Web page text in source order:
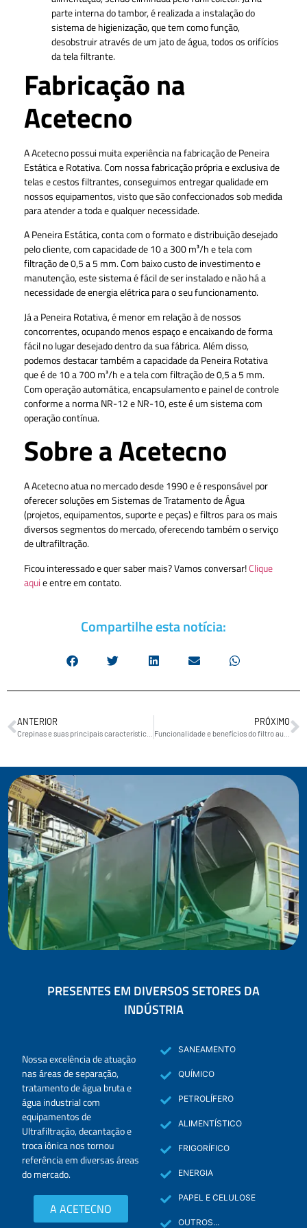
parte interna do tambor, é realizada a instalação do
sistema de higienização, que tem como função,
desobstruir através de um jato de água, todos os orifícios
da tela filtrante.
Fabricação na
Acetecno
A Acetecno possui muita experiência na fabricação de Peneira
Estática e Rotativa. Com nossa fabricação própria e exclusiva de
telas e cestos filtrantes, conseguimos entregar qualidade em
nossos equipamentos, visto que são confeccionados sob medida
para atender a toda e qualquer necessidade.
A Peneira Estática, conta com o formato e distribuição desejado
pelo cliente, com capacidade de 10 a 300 m³/h e tela com
filtração de 0,5 a 5 mm. Com baixo custo de investimento e
manutenção, este sistema é fácil de ser instalado e não há a
necessidade de energia elétrica para o seu funcionamento.
Já a Peneira Rotativa, é menor em relação à de nossos
concorrentes, ocupando menos espaço e encaixando de forma
fácil no lugar desejado dentro da sua fábrica. Além disso,
podemos destacar também a capacidade da Peneira Rotativa
que é de 10 a 700 m³/h e a tela com filtração de 0,5 a 5 mm.
Com operação automática, encapsulamento e painel de controle
conforme a norma NR-12 e NR-10, este é um sistema com
operação contínua.
Sobre a Acetecno
A Acetecno atua no mercado desde 1990 e é responsável por
oferecer soluções em Sistemas de Tratamento de Água
(projetos, equipamentos, suporte e peças) e filtros para os mais
diversos segmentos do mercado, oferecendo também o serviço
de ultrafiltração.
Ficou interessado e quer saber mais? Vamos conversar!Clique
aquie entre em contato.
Compartilhe esta notícia:
ANTERIOR PRÓXIMO
PRESENTES EM DIVERSOS SETORES DA
INDÚSTRIA
Nossa excelência de atuação
nas áreas de separação,
tratamento de água bruta e
água industrial com
equipamentos de
Ultrafiltração, decantação e
troca iônica nos tornou
referência em diversas áreas
do mercado.
A ACETECNO
SANEAMENTO
QUÍMICO
PETROLÍFERO
ALIMENTÍSTICO
FRIGORÍFICO
ENERGIA
PAPEL E CELULOSE
OUTROS...